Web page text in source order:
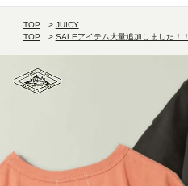
TOP
JUICY
TOP
SALEアイテム大量追加しました！！